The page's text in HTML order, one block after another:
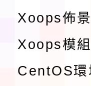
Xoops佈
Xoops模
CentOS